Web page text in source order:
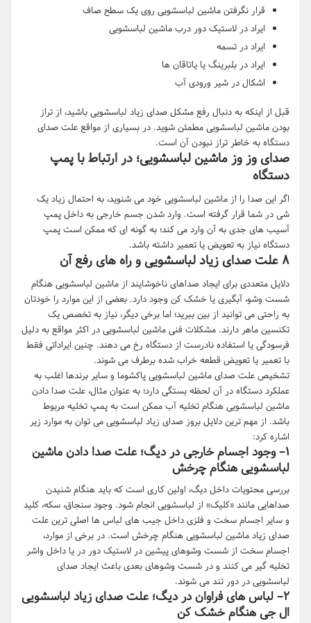
قرار نگرفتن ماشین لباسشویی روی یک سطح صاف
ایراد در لاستیک دور درب ماشین لباسشویی
ایراد در تسمه
ایراد در بلبرینگ یا یاتاقان ها
اشکال در شیر ورودی آب
قبل از اینکه به دنبال رفع مشکل صدای زیاد لباسشویی باشید، از تراز
بودن ماشین لباسشویی مطمئن شوید. در بسیاری از مواقع علت صدای
دستگاه به خاطر تراز نبودن آن است.
صدای وز وز ماشین لباسشویی؛ در ارتباط با پمپ
دستگاه
اگر این صدا را از ماشین لباسشویی خود می شنوید، به احتمال زیاد یک
شی در شما قرار گرفته است. وارد شدن جسم خارجی به داخل پمپ
آسیب های جدی به آن وارد می کند؛ به گونه ای که ممکن است پمپ
دستگاه نیاز به تعویض یا تعمیر داشته باشد.
۸ علت صدای زیاد لباسشویی و راه های رفع آن
دلایل متعددی برای ایجاد صداهای ناخوشایند از ماشین لباسشویی هنگام
شست وشو، آبگیری یا خشک کن وجود دارد. بعضی از این موارد را خودتان
به راحتی می توانید از بین ببرید؛ اما برخی دیگر، نیاز به تخصص یک
تکنسین ماهر دارند. مشکلات فنی ماشین لباسشویی در اکثر مواقع به دلیل
فرسودگی یا استفاده نادرست از دستگاه رخ می دهند. چنین ایراداتی فقط
با تعمیر یا تعویض قطعه خراب شده برطرف می شوند.
تشخیص علت صدای ماشین لباسشویی پاکشوما و سایر برندها اغلب به
عملکرد دستگاه در آن لحظه بستگی دارد؛ به عنوان مثال، علت صدا دادن
ماشین لباسشویی هنگام تخلیه آب ممکن است به پمپ تخلیه مربوط
باشد. از مهم ترین دلایل بروز صدای زیاد لباسشویی می توان به موارد زیر
اشاره کرد:
۱–وجود اجسام خارجی در دیگ؛ علت صدا دادن ماشین
لباسشویی هنگام چرخش
بررسی محتویات داخل دیگ، اولین کاری است که باید هنگام شنیدن
صداهایی مانند «کلیک» از لباسشویی انجام شود. وجود سنجاق، سکه، کلید
و سایر اجسام سخت و فلزی داخل جیب های لباس ها اصلی ترین علت
صدای زیاد ماشین لباسشویی هنگام چرخش است. در برخی از موارد،
اجسام سخت از شست وشوهای پیشین در لاستیک دور در یا داخل واشر
تخلیه گیر می کنند و در شست وشوهای بعدی باعث ایجاد صدای
لباسشویی در دور تند می شوند.
۲–لباس های فراوان در دیگ؛ علت صدای زیاد لباسشویی
ال جی هنگام خشک کن